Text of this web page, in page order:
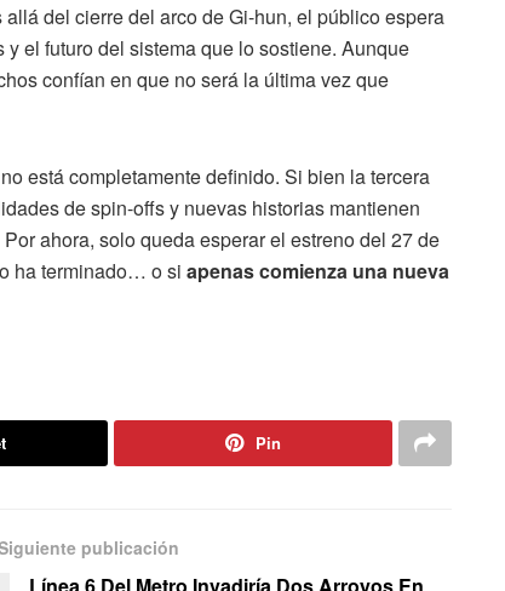
allá del cierre del arco de Gi-hun, el público espera
el futuro del sistema que lo sostiene. Aunque
confían en que no será la última vez que
está completamente definido. Si bien la tercera
de spin-offs y nuevas historias mantienen
ahora, solo queda esperar el estreno del 27 de
ha terminado… o si apenas comienza una nueva
Pin
publicación